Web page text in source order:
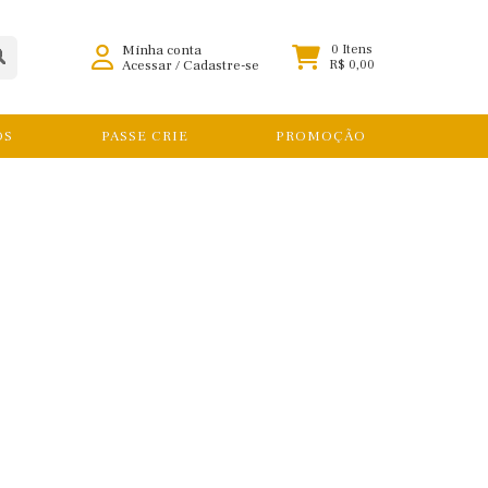
Minha conta
Acessar/Cadastre-se
0 Itens
R$ 0,00
PASSE CRIE PROMOÇÃO